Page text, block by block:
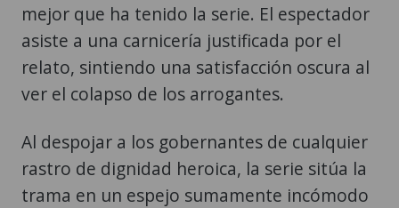
mejor que ha tenido la serie. El espectador
asiste a una carnicería justificada por el
relato, sintiendo una satisfacción oscura al
ver el colapso de los arrogantes.
Al despojar a los gobernantes de cualquier
rastro de dignidad heroica, la serie sitúa la
trama en un espejo sumamente incómodo